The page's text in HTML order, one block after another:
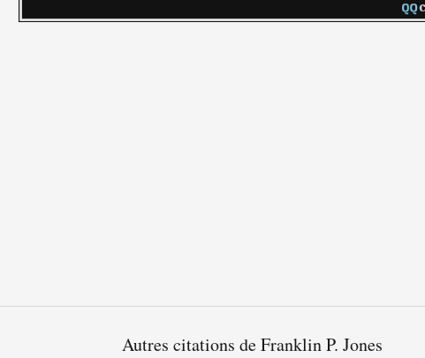
Autres citations de Franklin P. Jones